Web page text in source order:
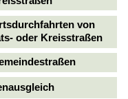
von
oder Kreisstraßen